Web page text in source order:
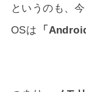
というのも、
OSは
「